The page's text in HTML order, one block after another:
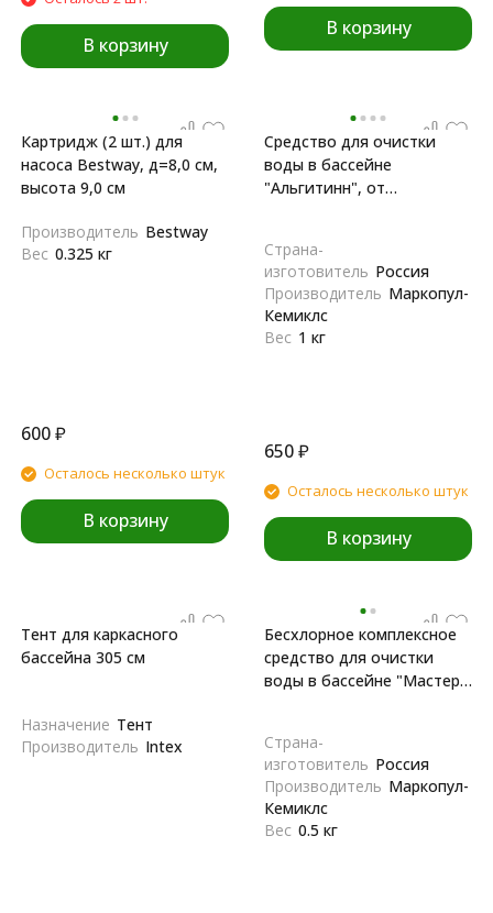
В корзину
В корзину
Картридж (2 шт.) для
насоса Bestway, д=8,0 см,
высота 9,0 см
Производитель Bestway
Вес 0.325 кг
600₽
Осталось несколько штук
В корзину
Средство для очистки
воды в бассейне
"Альгитинн", от
Страна-
изготовитель Россия
Производитель Маркопул-
Кемиклс
Вес 1 кг
650₽
Осталось несколько штук
В корзину
Тент для каркасного
бассейна 305 см
Назначение Тент
Производитель Intex
Бесхлорное комплексное
средство для очистки
воды в бассейне "Мастер-
Страна-
изготовитель Россия
Производитель Маркопул-
Кемиклс
Вес 0.5 кг